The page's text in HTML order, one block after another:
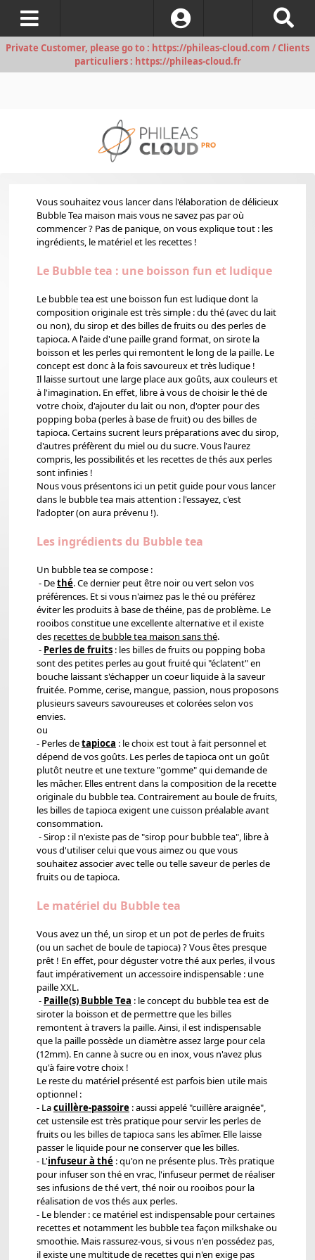
Private Customer, please go to : https://phileas-cloud.com / Clients
particuliers : https://phileas-cloud.fr
S’identifier
Vous souhaitez vous lancer dans l'élaboration de délicieux
Bubble Tea maison mais vous ne savez pas par où
commencer ? Pas de panique, on vous explique tout : les
ingrédients, le matériel et les recettes !
Le Bubble tea : une boisson fun et ludique
Le bubble tea est une boisson fun est ludique dont la
composition originale est très simple : du thé (avec du lait
ou non), du sirop et des billes de fruits ou des perles de
tapioca. A l'aide d'une paille grand format, on sirote la
boisson et les perles qui remontent le long de la paille. Le
concept est donc à la fois savoureux et très ludique !
Il laisse surtout une large place aux goûts, aux couleurs et
à l'imagination. En effet, libre à vous de choisir le thé de
votre choix, d'ajouter du lait ou non, d'opter pour des
popping boba (perles à base de fruit) ou des billes de
tapioca. Certains sucrent leurs préparations avec du sirop,
d'autres préfèrent du miel ou du sucre. Vous l'aurez
compris, les possibilités et les recettes de thés aux perles
sont infinies !
Nous vous présentons ici un petit guide pour vous lancer
dans le bubble tea mais attention : l'essayez, c'est
l'adopter (on aura prévenu !).
Les ingrédients du Bubble tea
Un bubble tea se compose :
- Dethé. Ce dernier peut être noir ou vert selon vos
préférences. Et si vous n'aimez pas le thé ou préférez
éviter les produits à base de théine, pas de problème. Le
rooibos constitue une excellente alternative et il existe
des recettes de bubble tea maison sans thé.
- Perles de fruits : les billes de fruits ou popping boba
sont des petites perles au gout fruité qui "éclatent" en
bouche laissant s'échapper un coeur liquide à la saveur
fruitée. Pomme, cerise, mangue, passion, nous proposons
plusieurs saveurs savoureuses et colorées selon vos
envies.
ou
- Perles detapioca : le choix est tout à fait personnel et
dépend de vos goûts. Les perles de tapioca ont un goût
plutôt neutre et une texture "gomme" qui demande de
les mâcher. Elles entrent dans la composition de la recette
originale du bubble tea. Contrairement au boule de fruits,
les billes de tapioca exigent une cuisson préalable avant
consommation.
- Sirop : il n'existe pas de "sirop pour bubble tea", libre à
vous d'utiliser celui que vous aimez ou que vous
souhaitez associer avec telle ou telle saveur de perles de
fruits ou de tapioca.
Le matériel du Bubble tea
Vous avez un thé, un sirop et un pot de perles de fruits
(ou un sachet de boule de tapioca) ? Vous êtes presque
prêt ! En effet, pour déguster votre thé aux perles, il vous
faut impérativement un accessoire indispensable : une
paille XXL.
- Paille(s) Bubble Tea : le concept du bubble tea est de
siroter la boisson et de permettre que les billes
remontent à travers la paille. Ainsi, il est indispensable
que la paille possède un diamètre assez large pour cela
(12mm). En canne à sucre ou en inox, vous n'avez plus
qu'à faire votre choix !
Le reste du matériel présenté est parfois bien utile mais
optionnel :
- Lacuillère-passoire : aussi appelé "cuillère araignée",
cet ustensile est très pratique pour servir les perles de
fruits ou les billes de tapioca sans les abîmer. Elle laisse
passer le liquide pour ne conserver que les billes.
- L'infuseur à thé : qu'on ne présente plus. Très pratique
pour infuser son thé en vrac, l'infuseur permet de réaliser
ses infusions de thé vert, thé noir ou rooibos pour la
réalisation de vos thés aux perles.
- Le blender : ce matériel est indispensable pour certaines
recettes et notamment les bubble tea façon milkshake ou
smoothie. Mais rassurez-vous, si vous n'en possédez pas,
il existe une multitude de recettes qui n'en exige pas